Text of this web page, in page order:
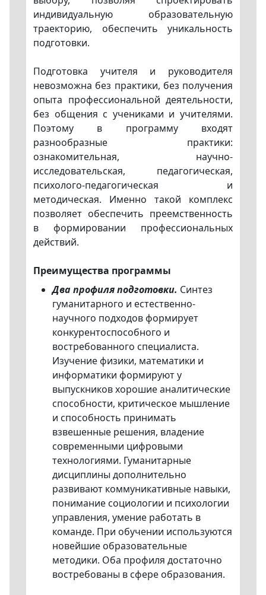
индивидуальную образовательную
траекторию, обеспечить уникальность
подготовки.
Подготовка учителя и руководителя
невозможна без практики, без получения
опыта профессиональной деятельности,
без общения с учениками и учителями.
Поэтому в программу входят
разнообразные практики:
ознакомительная, научно-
исследовательская, педагогическая,
психолого-педагогическая и
методическая. Именно такой комплекс
позволяет обеспечить преемственность
в формировании профессиональных
действий.
Преимущества программы
Два профиля подготовки. Синтез
гуманитарного и естественно-
научного подходов формирует
конкурентоспособного и
востребованного специалиста.
Изучение физики, математики и
информатики формируют у
выпускников хорошие аналитические
способности, критическое мышление
и способность принимать
взвешенные решения, владение
современными цифровыми
технологиями. Гуманитарные
дисциплины дополнительно
развивают коммуникативные навыки,
понимание социологии и психологии
управления, умение работать в
команде. При обучении используются
новейшие образовательные
методики. Оба профиля достаточно
востребованы в сфере образования.